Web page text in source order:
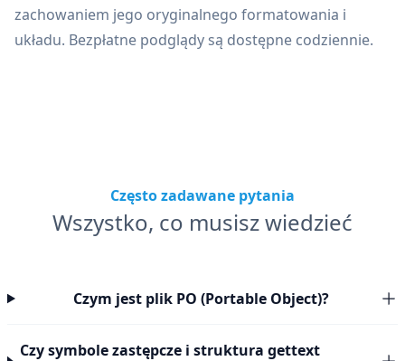
zachowaniem jego oryginalnego formatowania i
układu. Bezpłatne podglądy są dostępne codziennie.
Często zadawane pytania
Wszystko, co musisz wiedzieć
Czym jest plik PO (Portable Object)?
Czy symbole zastępcze i struktura gettext